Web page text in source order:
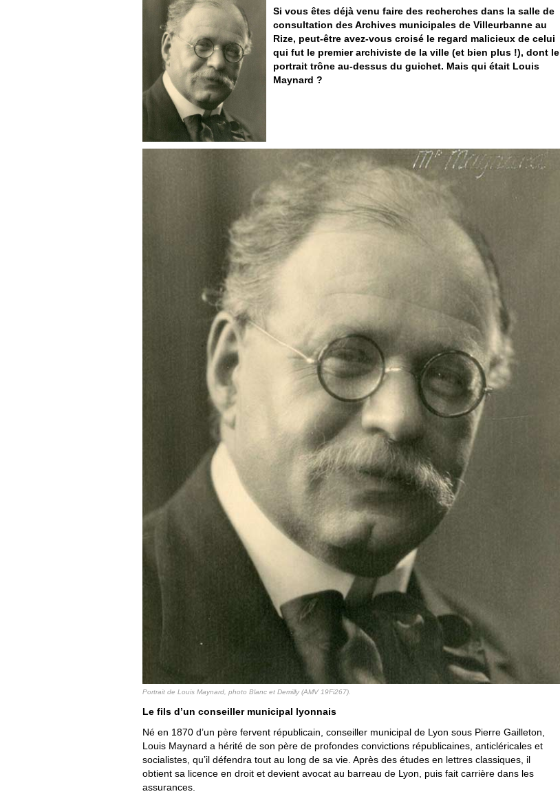
Si vous êtes déjà venu faire des recherches dans la salle de
consultation des Archives municipales de Villeurbanne au
Rize, peut-être avez-vous croisé le regard malicieux de celui
qui fut le premier archiviste de la ville (et bien plus !), dont le
portrait trône au-dessus du guichet. Mais qui était Louis
Maynard ?
Portrait de Louis Maynard, photo Blanc et Demilly (AMV 19Fi267).
Le fils d’un conseiller municipal lyonnais
Né en 1870 d’un père fervent républicain, conseiller municipal de Lyon sous Pierre Gailleton,
Louis Maynard a hérité de son père de profondes convictions républicaines, anticléricales et
socialistes, qu’il défendra tout au long de sa vie. Après des études en lettres classiques, il
obtient sa licence en droit et devient avocat au barreau de Lyon, puis fait carrière dans les
assurances.